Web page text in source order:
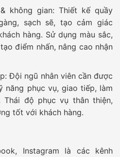
không gian: Thiết kế quầy
sạch sẽ, tạo cảm giác
hàng. Sử dụng màu sắc,
điểm nhấn, nâng cao nhận
Đội ngũ nhân viên cần được
năng phục vụ, giao tiếp, làm
Thái độ phục vụ thân thiện,
tốt với khách hàng.
Instagram là các kênh